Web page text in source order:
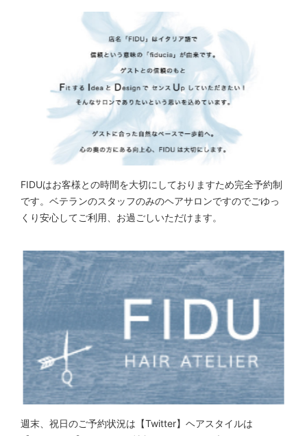
FIDUはお客様との時間を大切にしておりますため完全予約制
です。ベテランのスタッフのみのヘアサロンですのでごゆっ
くり安心してご利用、お過ごしいただけます。
週末、祝日のご予約状況は【Twitter】ヘアスタイルは